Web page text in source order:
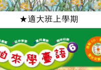
★適大班上學期